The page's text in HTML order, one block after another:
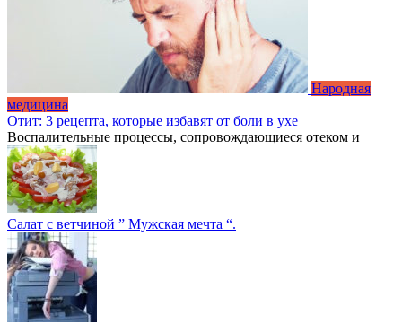
Народная
медицина
Отит: 3 рецепта, которые избавят от боли в ухе
Воспалительные процессы, сопровождающиеся отеком и
Салат с ветчиной ” Мужская мечта “.